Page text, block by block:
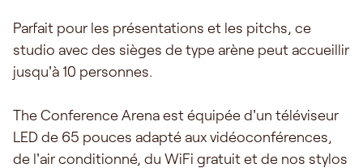
Parfait pour les présentations et les pitchs, ce
studio avec des sièges de type arène peut accueillir
jusqu'à 10 personnes.
The Conference Arena est équipée d'un téléviseur
LED de 65 pouces adapté aux vidéoconférences,
de l'air conditionné, du WiFi gratuit et de nos stylos